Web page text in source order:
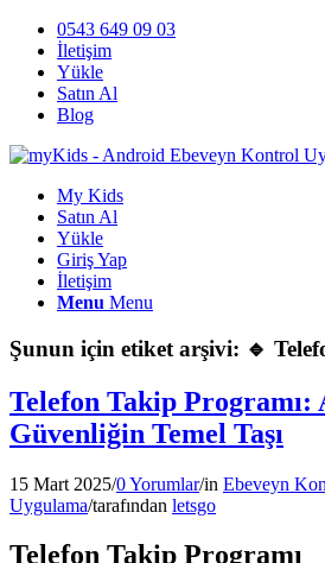
0543 649 09 03
İletişim
Yükle
Satın Al
Blog
My Kids
Satın Al
Yükle
Giriş Yap
İletişim
Menu Menu
Şunun için etiket arşivi: 🔹
Telefon Takip
Güvenliğin Temel Taşı
15 Mart 2025/0 Yorumlar/in Ebeveyn
Uygulama/tarafından letsgo
Telefon Takip Programı